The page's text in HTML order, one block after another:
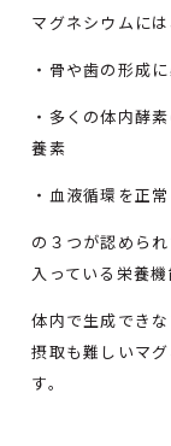
マグネシウムには
・骨や歯の形成
・多くの体内酵
養素
・血液循環を正
の３つが認めら
入っている栄養機
体内で生成でき
摂取も難しいマ
す。